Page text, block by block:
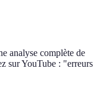
analyse complète de
sur YouTube : "erreurs